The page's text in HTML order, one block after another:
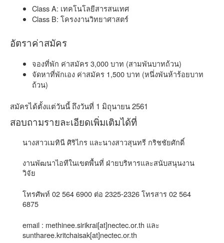
Class A: เทคโนโลยีสารสนเทศ
Class B: โครงงานวิทยาศาสตร์
อัตราค่าสมัคร
จองที่พัก ค่าสมัคร 3,000 บาท (สามพันบาทถ้วน)
จัดหาที่พักเอง ค่าสมัคร 1,500 บาท (หนึ่งพันห้าร้อยบาท
ถ้วน)
สมัครได้ตั้งแต่วันนี้ ถึงวันที่ 1 มิถุนายน 2561
สอบถามรายละเอียดเพิ่มเติมได้ที่
นางสาวเมทินี ศิริไกร และนางสาวสุนทรี กริชชัยศักดิ์
งานพัฒนาไอทีในเขตพื้นที่ ฝ่ายบริหารและสนับสนุนงาน
วิจัย
โทรศัพท์ 02 564 6900 ต่อ 2325-2326 โทรสาร 02 564
6875
email : methinee.sirikrai[at]nectec.or.th และ
suntharee.kritchaisak[at]nectec.or.th